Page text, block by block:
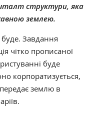
структури, яка
землею.
буде. Завдання
чітко прописаної
буде
корпоратизується,
землю в